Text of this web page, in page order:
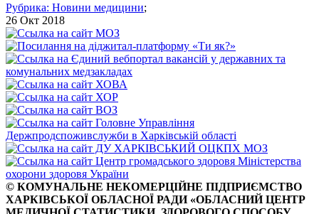
Рубрика: Новини медицини;
26 Окт 2018
© КОМУНАЛЬНЕ НЕКОМЕРЦІЙНЕ ПІДПРИЄМСТВО
ХАРКІВСЬКОЇ ОБЛАСНОЇ РАДИ «ОБЛАСНИЙ ЦЕНТР